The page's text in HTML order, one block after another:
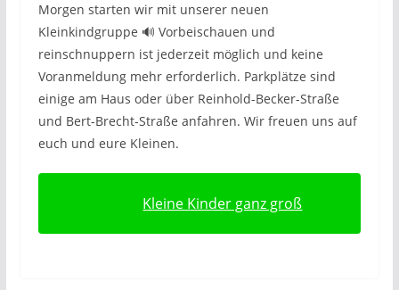
Morgen starten wir mit unserer neuen
Kleinkindgruppe 🔊 Vorbeischauen und
reinschnuppern ist jederzeit möglich und keine
Voranmeldung mehr erforderlich. Parkplätze sind
einige am Haus oder über Reinhold-Becker-Straße
und Bert-Brecht-Straße anfahren. Wir freuen uns auf
euch und eure Kleinen.
Kleine Kinder ganz groß